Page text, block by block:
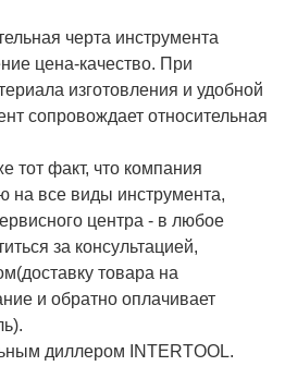
черта инструмента
цена-качество. При
изготовления и удобной
сопровождает относительная
тот факт, что компания
на все виды инструмента,
центра - в любое
за консультацией,
товара на
и обратно оплачивает
диллером INTERTOOL.